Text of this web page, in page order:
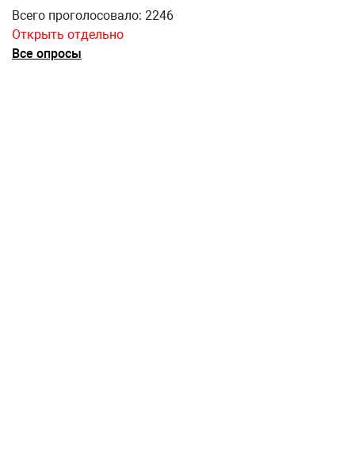
Всего проголосовало: 2246
Открыть отдельно
Все опросы